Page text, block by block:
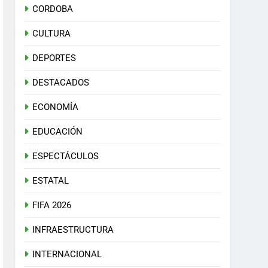
CORDOBA
CULTURA
DEPORTES
DESTACADOS
ECONOMÍA
EDUCACIÓN
ESPECTÁCULOS
ESTATAL
FIFA 2026
INFRAESTRUCTURA
INTERNACIONAL